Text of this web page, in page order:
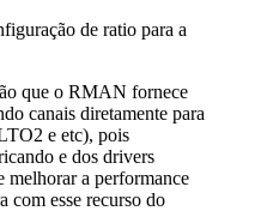
de ratio para a
que o RMAN fornece
canais diretamente para
e etc), pois
e dos drivers
melhorar a performance
com esse recurso do